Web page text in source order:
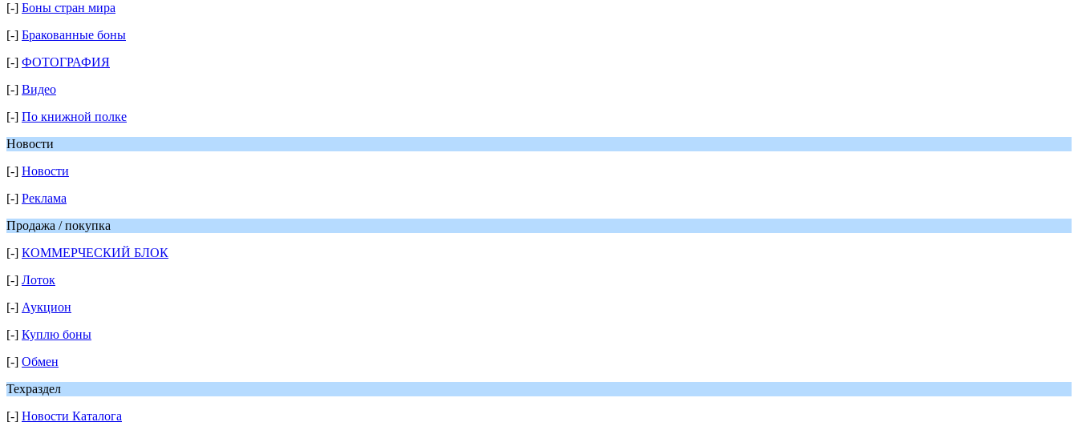
[-] Боны стран мира
[-] Бракованные боны
[-] ФОТОГРАФИЯ
[-] Видео
[-] По книжной полке
Новости
[-] Новости
[-] Реклама
Продажа / покупка
[-] КОММЕРЧЕСКИЙ БЛОК
[-] Лоток
[-] Аукцион
[-] Куплю боны
[-] Обмен
Техраздел
[-] Новости Каталога